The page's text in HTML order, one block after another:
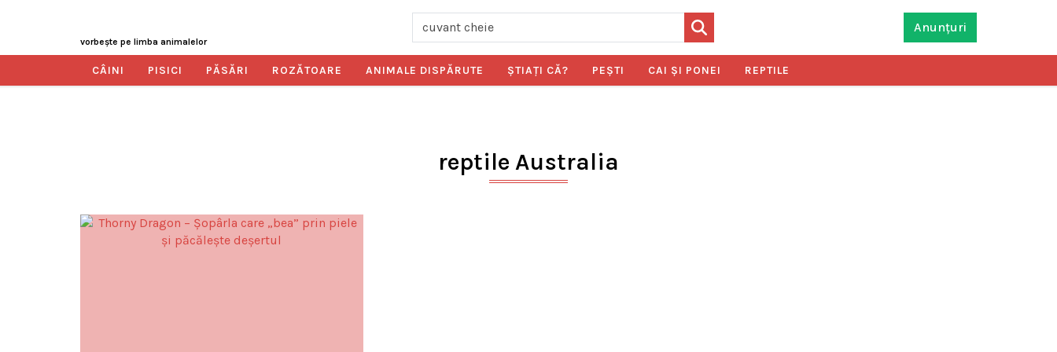
vorbeşte pe limba animalelor
Anunțuri
CÂINI PISICI PĂSĂRI ROZĂTOARE ANIMALE DISPĂRUTE ŞTIAŢI CĂ? PEŞTI CAI ŞI PONEI REPTILE
reptile Australia